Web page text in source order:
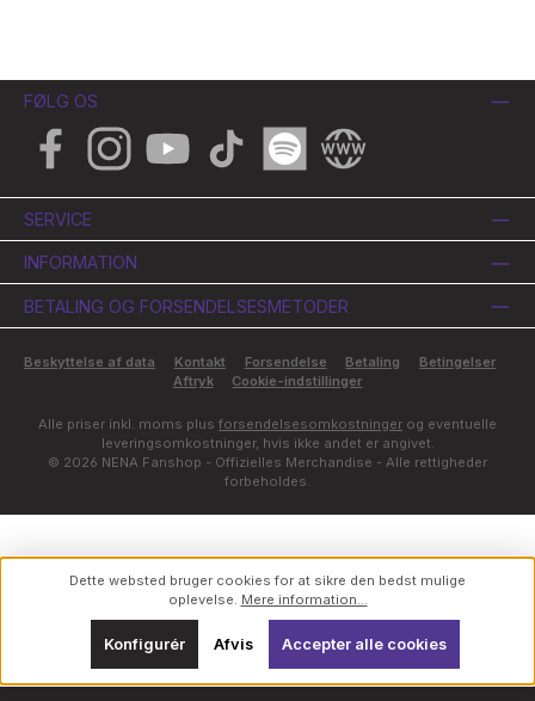
FØLG OS
FacebookInstagramYouTube TikTok Spotify Website
SERVICE
INFORMATION
BETALING OG FORSENDELSESMETODER
Beskyttelse af data Kontakt Forsendelse Betaling
Betingelser
Aftryk
Cookie-indstillinger
Alle priser inkl. moms plus forsendelsesomkostninger og eventuelle
leveringsomkostninger, hvis ikke andet er angivet.
© 2026 NENA Fanshop - Offizielles Merchandise - Alle rettigheder
forbeholdes.
Dette websted bruger cookies for at sikre den bedst mulige
oplevelse. Mere information...
Afvis
Konfigurér Accepter alle cookies